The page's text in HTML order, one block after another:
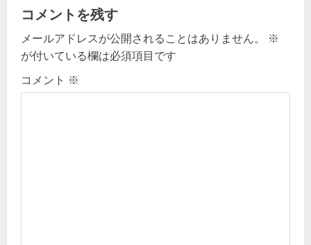
v
i
g
コメントを残す
メールアドレスが公開されることはありません。
※
が付いている欄は必須項目です
コメント ※